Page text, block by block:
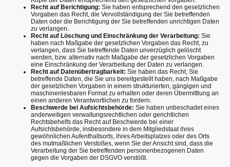
Recht auf Berichtigung: Sie haben entsprechend den gesetzlichen
Vorgaben das Recht, die Vervollständigung der Sie betreffenden
Daten oder die Berichtigung der Sie betreffenden unrichtigen Daten
zu verlangen.
Recht auf Löschung und Einschränkung der Verarbeitung: Sie
haben nach Maßgabe der gesetzlichen Vorgaben das Recht, zu
verlangen, dass Sie betreffende Daten unverzüglich gelöscht
werden, bzw. alternativ nach Maßgabe der gesetzlichen Vorgaben
eine Einschränkung der Verarbeitung der Daten zu verlangen.
Recht auf Datenübertragbarkeit: Sie haben das Recht, Sie
betreffende Daten, die Sie uns bereitgestellt haben, nach Maßgabe
der gesetzlichen Vorgaben in einem strukturierten, gängigen und
maschinenlesbaren Format zu erhalten oder deren Übermittlung an
einen anderen Verantwortlichen zu fordern.
Beschwerde bei Aufsichtsbehörde: Sie haben unbeschadet eines
anderweitigen verwaltungsrechtlichen oder gerichtlichen
Rechtsbehelfs das Recht auf Beschwerde bei einer
Aufsichtsbehörde, insbesondere in dem Mitgliedstaat ihres
gewöhnlichen Aufenthaltsorts, ihres Arbeitsplatzes oder des Orts
des mutmaßlichen Verstoßes, wenn Sie der Ansicht sind, dass die
Verarbeitung der Sie betreffenden personenbezogenen Daten
gegen die Vorgaben der DSGVO verstößt.